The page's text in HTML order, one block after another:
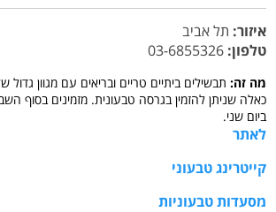
איזור: תל אביב
טלפון:
מה זה: תבשילים ביתיים טריים ובריאים עם מגוון גדול
כאלה שניתן להזמין בגרסה טבעונית. מזמינים בסוף
ביום שני.
לאתר
קייטרינג טבעוני
מסעדות טבעוניות